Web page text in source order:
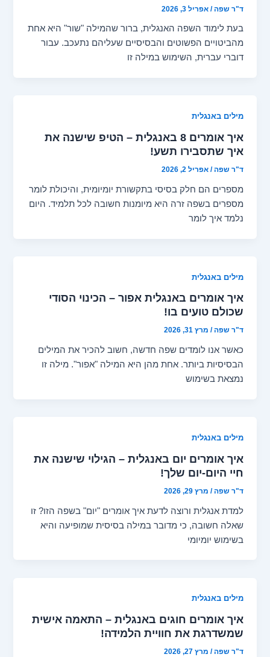
ד"ר שפה/אפריל 3, 2026
בעת לימוד השפה האנגלית, ברור שהמילה "שור" היא אחת
מהביטויים הפשוטים והבסיסיים שעליהם נתעכב. עבור
דוברי עברית, השימוש במילה זו
מילים באנגלית
איך אומרים 8 באנגלית – הטיפ שישנה את
איך שתסבירו תשע!
ד"ר שפה/אפריל 2, 2026
מספרים הם חלק בסיסי בתקשורת יומיומית, והיכולת לומר
מספרים בשפה זרה היא מיומנות חשובה לכל תלמיד. היום
נלמד איך לומר
מילים באנגלית
איך אומרים באנגלית אפור – הכינוי הסודי
שכולם טועים בו!
ד"ר שפה/ מרץ 31, 2026
כאשר אנו לומדים שפה חדשה, חשוב להכיר את המילים
הבסיסיות ביותר. אחת מהן היא המילה "אפור". מילה זו
נמצאת בשימוש
מילים באנגלית
איך אומרים יום באנגלית – הגילוי שישנה את
חיי היום-יום שלך!
ד"ר שפה/ מרץ 29, 2026
למדת אנגלית ורוצה לדעת איך אומרים "יום" בשפה הזו? זו
שאלה חשובה, כי מדובר במילה בסיסית שמופיעה והיא
בשימוש יומיומי
מילים באנגלית
איך אומרים חוגים באנגלית – התאמה אישית
שמשדרגת את חוויית הלמידה!
ד"ר שפה/ מרץ 27, 2026